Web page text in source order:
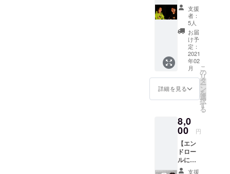
て下さ
い（10
文字以
内）
（例
１）ケ
ンダマ
タロウ
（例
２）け
ん玉太
名前記
載＆や
す＆し
んのす
けのお
礼動
画】 二
人を
もっと
応援し
たい人
向けプ
ランで
す＆し
んのす
けから
心を込
めたお
礼動画
をお送
支援
者：
5人
お届
け予
定：
2021
年02
月
詳細を見る
こ
の
リ
タ
ー
ン
を
選
択
す
る
8,0
00 円
【エン
ドロー
ルにお
名前記
支援